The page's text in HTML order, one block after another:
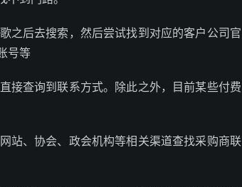
之后去搜索，然后尝试找到对应的客户公司官
号等
接查询到联系方式。除此之外，目前某些付费
站、协会、政会机构等相关渠道查找采购商联